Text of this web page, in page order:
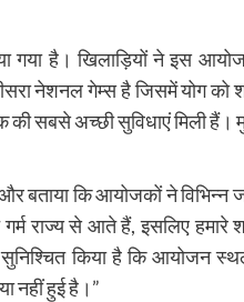
गया है। खिलाड़ियों ने इस
नेशनल गेम्स है जिसमें योग को
की सबसे अच्छी सुविधाएं मिली हैं।
बताया कि आयोजकों ने विभिन्न
राज्य से आते हैं, इसलिए हमारे
किया है कि आयोजन
नहीं हुई है।”